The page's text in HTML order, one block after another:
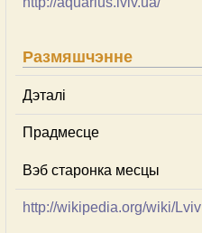
Размяшчэнне
Дэталі
Прадмесце
Вэб старонка месцы
http://wikipedia.org/wiki/Lviv